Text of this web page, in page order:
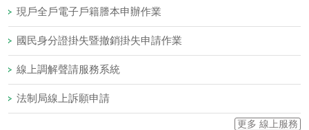
現戶全戶電子戶籍謄本申辦作業
國民身分證掛失暨撤銷掛失申請作業
線上調解聲請服務系統
法制局線上訴願申請
更多 線上服務